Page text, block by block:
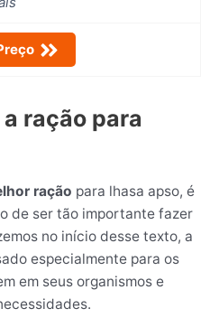
ração para
ração para lhasa apso, é
de ser tão importante fazer
no início desse texto, a
especialmente para os
em seus organismos e